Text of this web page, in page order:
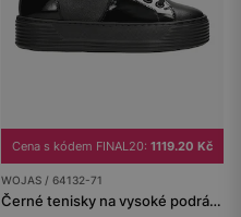
Cena s kódem FINAL20: 1119.20 Kč
WOJAS / 64132-71
Černé tenisky na vysoké podrážce s lakovanými prvky